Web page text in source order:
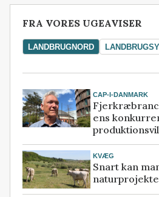
FRA VORES UGEAVISER
LANDBRUGNORD
CAP-I-DANMARK
ens
KVÆG
Snart kan